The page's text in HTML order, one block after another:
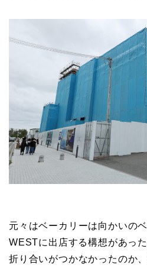
元々はベーカリーは向かいの
WESTに出店する構想があっ
折り合いがつかなかったのか